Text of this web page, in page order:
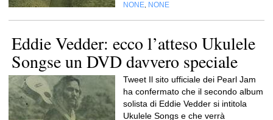
NONE NONE
Eddie Vedder: ecco l’atteso Ukulele
Songse un DVD davvero speciale
Tweet Il sito ufficiale dei Pearl Jam
ha confermato che il secondo album
solista di Eddie Vedder si intitola
Ukulele Songs e che verrà